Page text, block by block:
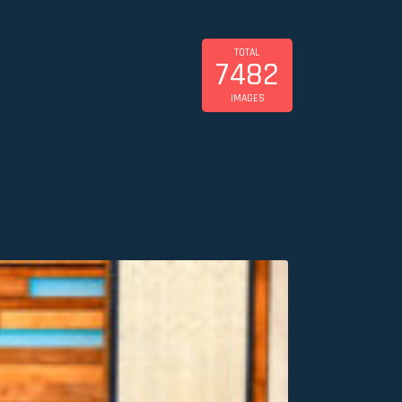
TOTAL
7482
IMAGES